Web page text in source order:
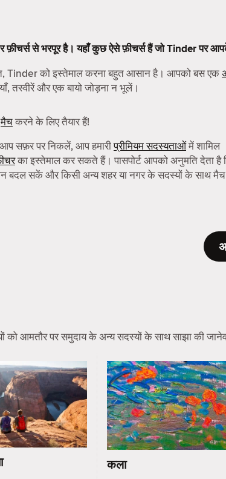
फ़ीचर्स से भरपूर है। यहाँ कुछ ऐसे फ़ीचर्स हैं जो Tinder पर
Tinder को इस्तेमाल करना बहुत आसान है। आपको बस एक
तस्वीरें और एक बायो जोड़ना न भूलें।
मैचकरने के लिए तैयार हैं!
सफ़र पर निकलें, आप हमारीप्रीमियम सदस्यताओंमें शामिल
का इस्तेमाल कर सकते हैं। पासपोर्ट आपको अनुमति देता है
बदल सकें और किसी अन्य शहर या नगर के सदस्यों के साथ मैच
आमतौर पर समुदाय के अन्य सदस्यों के साथ साझा की
कला